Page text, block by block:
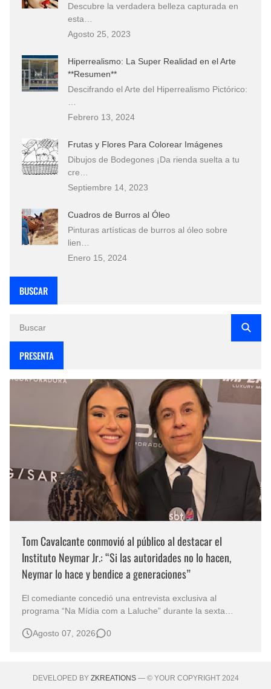
Descubre la verdadera belleza capturada en
esta…
Agosto 25, 2023
Hiperrealismo: La Super Realidad en el Arte
**Resumen**
Descifrando el Arte del Hiperrealismo Pictórico:
Febrero 13, 2024
Frutas y Flores Para Colorear Imágenes
Dibujos de Bodegones ¡Da rienda suelta a tu
cre…
Septiembre 14, 2023
Cuadros de Burros al Óleo
Pinturas artísticas de burros al óleo sobre
lien…
Enero 15, 2024
BUSCAR
PRESENTA
Tom Cavalcante conmovió al público al destacar el
Instituto Neymar Jr.: “Si las autoridades no lo hacen,
Neymar lo hace y bendice a generaciones”
El comediante concedió una entrevista exclusiva al
programa “Na Mídia com a Laluche” durante la sexta
eventos benéficos más importantes de Brasil. En medio del
Agosto 07, 2026 0
DEVELOPED BY ZKREATIONS— © YOUR COPYRIGHT 2024